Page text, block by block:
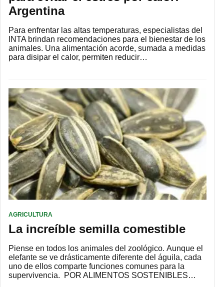
Argentina
Para enfrentar las altas temperaturas, especialistas del
INTA brindan recomendaciones para el bienestar de los
animales. Una alimentación acorde, sumada a medidas
para disipar el calor, permiten reducir…
AGRICULTURA
La increíble semilla comestible
Piense en todos los animales del zoológico. Aunque el
elefante se ve drásticamente diferente del águila, cada
uno de ellos comparte funciones comunes para la
supervivencia. POR ALIMENTOS SOSTENIBLES…